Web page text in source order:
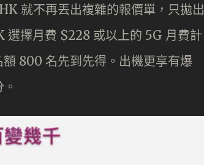
就不再丟出複雜的報價單，只拋出
選擇月費 $228 或以上的 5G 月費計
800 名先到先得。出機更享有爆